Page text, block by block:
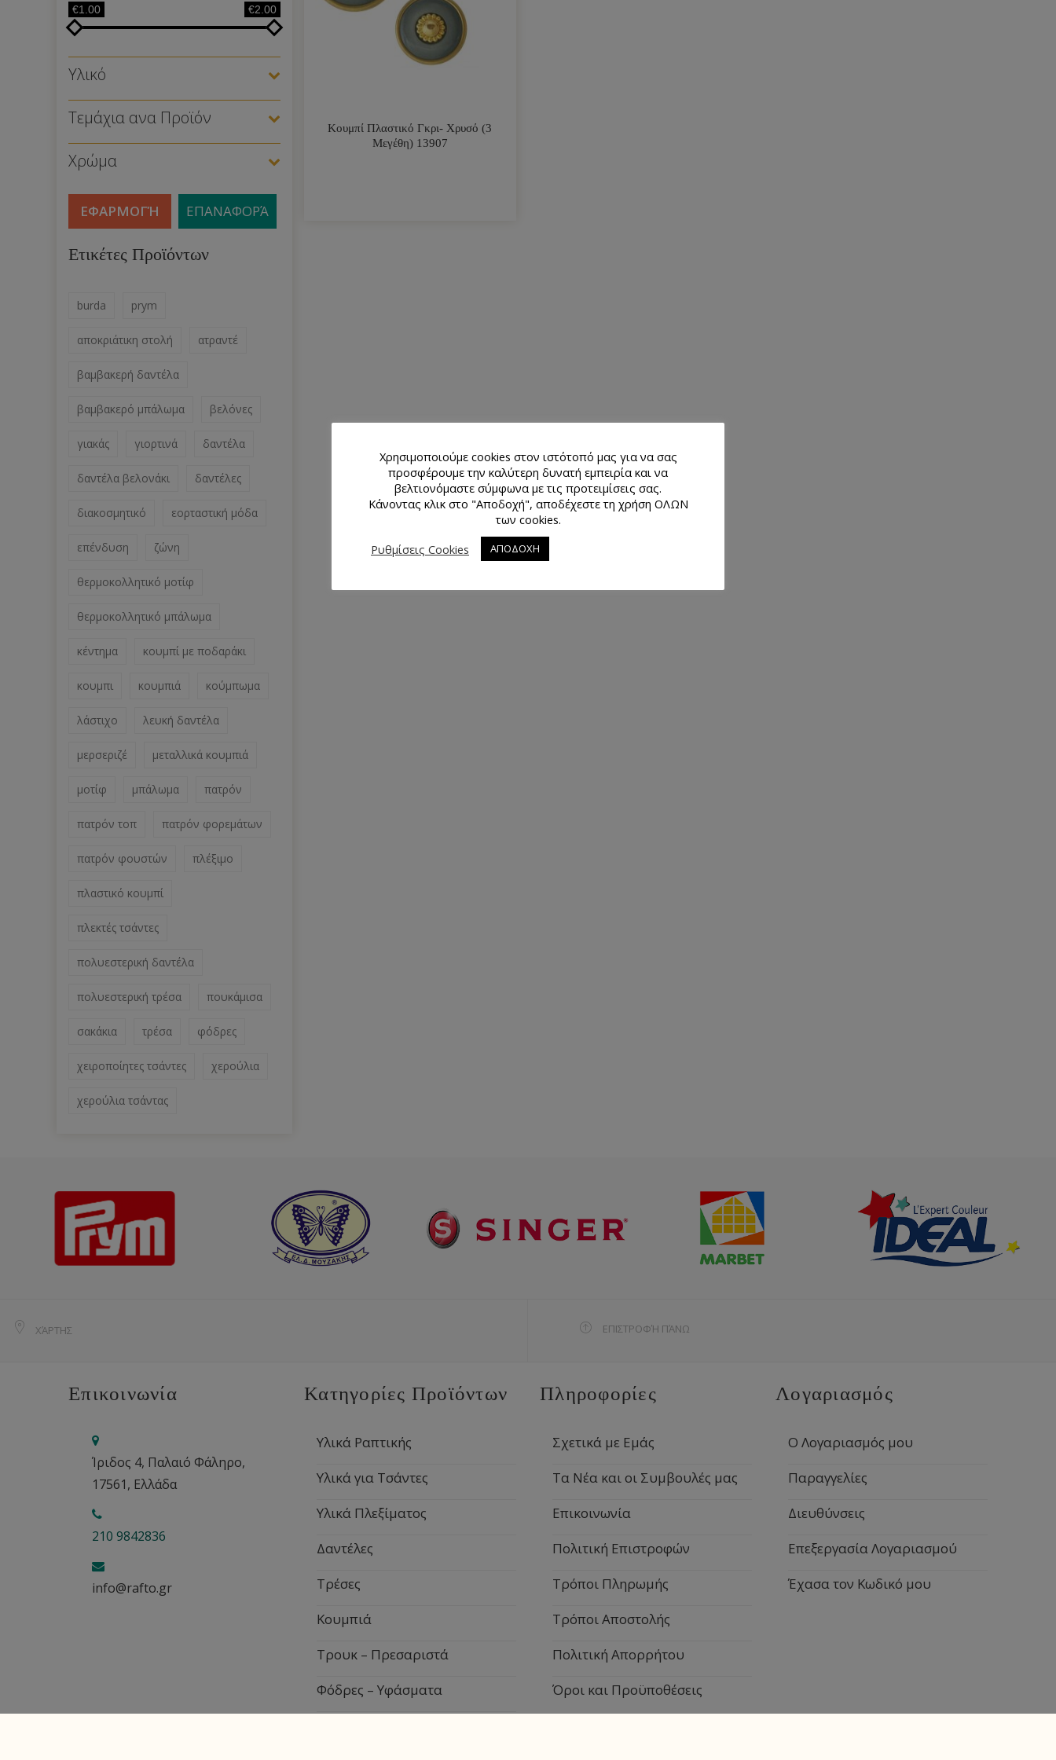
€1.00 €2.00
Υλικό
Τεμάχια ανα Προϊόν
Χρώμα
ΕΦΑΡΜΟΓΉ ΕΠΑΝΑΦΟΡΆ
Ετικέτες Προϊόντων
burda prym
αποκριάτικη στολή ατραντέ
βαμβακερή δαντέλα
βαμβακερό μπάλωμα βελόνες
γιακάς γιορτινά δαντέλα
δαντέλα βελονάκι δαντέλες
διακοσμητικό εορταστική μόδα
επένδυση ζώνη
θερμοκολλητικό μοτίφ
θερμοκολλητικό μπάλωμα
κέντημα κουμπί με ποδαράκι
κουμπι κουμπιά κούμπωμα
λάστιχο λευκή δαντέλα
μερσεριζέ μεταλλικά κουμπιά
μοτίφ μπάλωμα πατρόν
πατρόν τοπ πατρόν φορεμάτων
πατρόν φουστών πλέξιμο
πλαστικό κουμπί
πλεκτές τσάντες
πολυεστερική δαντέλα
πολυεστερική τρέσα πουκάμισα
σακάκια τρέσα φόδρες
χειροποίητες τσάντες χερούλια
χερούλια τσάντας
Κουμπί Πλαστικό Γκρι- Χρυσό (3
Μεγέθη) 13907
ΧΆΡΤΗΣ ΕΠΙΣΤΡΟΦΉ ΠΆΝΩ
Επικοινωνία
Ίριδος 4, Παλαιό Φάληρο,
17561, Ελλάδα
210 9842836
info@rafto.gr
Κατηγορίες Προϊόντων
Υλικά Ραπτικής
Υλικά για Τσάντες
Υλικά Πλεξίματος
Δαντέλες
Τρέσες
Κουμπιά
Τρουκ – Πρεσαριστά
Φόδρες – Υφάσματα
Πληροφορίες
Σχετικά με Εμάς
Τα Νέα και οι Συμβουλές μας
Επικοινωνία
Πολιτική Επιστροφών
Τρόποι Πληρωμής
Τρόποι Αποστολής
Πολιτική Απορρήτου
Όροι και Προϋποθέσεις
Λογαριασμός
Ο Λογαριασμός μου
Παραγγελίες
Διευθύνσεις
Επεξεργασία Λογαριασμού
Έχασα τον Κωδικό μου
Χρησιμοποιούμε cookies στον ιστότοπό μας για να σας
προσφέρουμε την καλύτερη δυνατή εμπειρία και να
βελτιονόμαστε σύμφωνα με τις προτειμίσεις σας.
Κάνοντας κλικ στο "Αποδοχή", αποδέχεστε τη χρήση ΟΛΩΝ
των cookies.
Ρυθμίσεις Cookies
ΑΠΟΔΟΧΗ